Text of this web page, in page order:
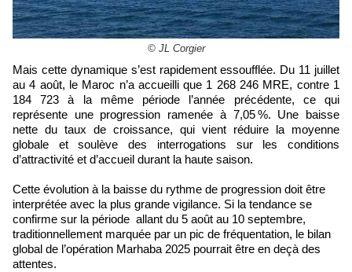
© JL Corgier
Mais cette dynamique s’est rapidement essoufflée. Du 11 juillet
au 4 août, le Maroc n’a accueilli que 1 268 246 MRE, contre 1
184 723 à la même période l’année précédente, ce qui
représente une progression ramenée à 7,05 %. Une baisse
nette du taux de croissance, qui vient réduire la moyenne
globale et soulève des interrogations sur les conditions
d’attractivité et d’accueil durant la haute saison.
Cette évolution à la baisse du rythme de progression doit être
interprétée avec la plus grande vigilance. Si la tendance se
confirme sur la période allant du 5 août au 10 septembre,
traditionnellement marquée par un pic de fréquentation, le bilan
global de l’opération Marhaba 2025 pourrait être en deçà des
attentes.